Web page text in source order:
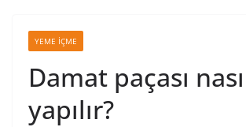
YEME İÇME
Damat paçası
yapılır?